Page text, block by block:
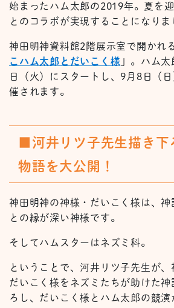
始まったハム太郎の2019年。夏を
とのコラボが実現することになりま
神田明神資料館2階展示室で開かれる
こハム太郎とだいこく様 」。ハム
日（火）にスタートし、9月8日（
催されます。
■河井リツ子先生描き下
物語を大公開！
神田明神の神様・だいこく様は、神
との縁が深い神様です。
そしてハムスターはネズミ科。
ということで、河井リツ子先生が、
だいこく様をネズミたちが助けた
ろし、だいこく様とハム太郎の競演